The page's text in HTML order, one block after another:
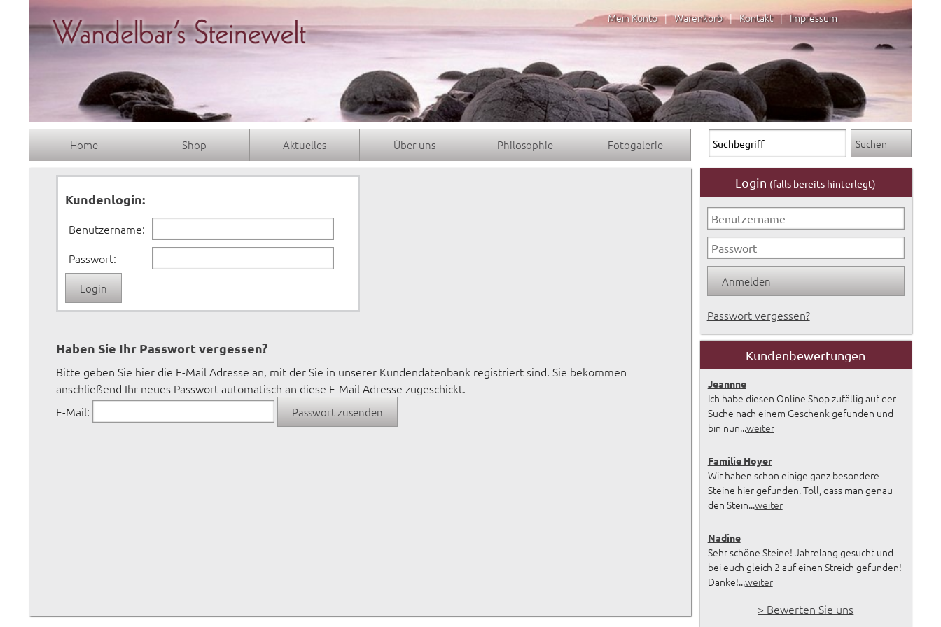
Mein Konto | Warenkorb | Kontakt | Impressum
Home Shop Aktuelles Über uns Philosophie Fotogalerie
Kundenlogin:
Benutzername:
Passwort:
Haben Sie Ihr Passwort vergessen?
Bitte geben Sie hier die E-Mail Adresse an, mit der Sie in unserer Kundendatenbank registriert sind. Sie bekommen
anschließend Ihr neues Passwort automatisch an diese E-Mail Adresse zugeschickt.
E-Mail:
Login (falls bereits hinterlegt)
Passwort vergessen?
Kundenbewertungen
Jeannne
Ich habe diesen Online Shop zufällig auf der
Suche nach einem Geschenk gefunden und
bin nun...weiter
Familie Hoyer
Wir haben schon einige ganz besondere
Steine hier gefunden. Toll, dass man genau
den Stein...weiter
Nadine
Sehr schöne Steine! Jahrelang gesucht und
bei euch gleich 2 auf einen Streich gefunden!
Danke!...weiter
> Bewerten Sie uns